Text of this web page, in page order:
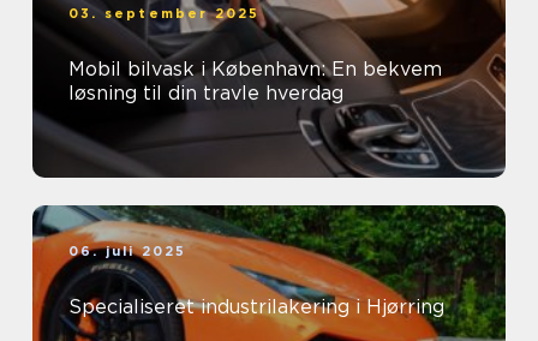
03. september 2025
Mobil bilvask i København: En bekvem
løsning til din travle hverdag
06. juli 2025
Specialiseret industrilakering i Hjørring